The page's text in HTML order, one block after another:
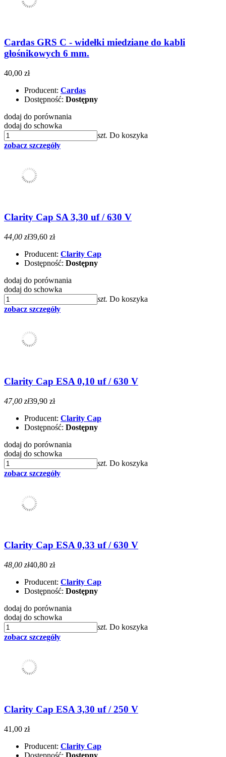
Cardas GRS C - widełki miedziane do kabli
głośnikowych 6 mm.
40,00 zł
Producent: Cardas
Dostępność: Dostępny
dodaj do porównania
dodaj do schowka
szt. Do koszyka
zobacz szczegóły
Clarity Cap SA 3,30 uf / 630 V
44,00 zł39,60 zł
Producent: Clarity Cap
Dostępność: Dostępny
dodaj do porównania
dodaj do schowka
szt. Do koszyka
zobacz szczegóły
Clarity Cap ESA 0,10 uf / 630 V
47,00 zł39,90 zł
Producent: Clarity Cap
Dostępność: Dostępny
dodaj do porównania
dodaj do schowka
szt. Do koszyka
zobacz szczegóły
Clarity Cap ESA 0,33 uf / 630 V
48,00 zł40,80 zł
Producent: Clarity Cap
Dostępność: Dostępny
dodaj do porównania
dodaj do schowka
szt. Do koszyka
zobacz szczegóły
Clarity Cap ESA 3,30 uf / 250 V
41,00 zł
Producent: Clarity Cap
Dostępność: Dostępny